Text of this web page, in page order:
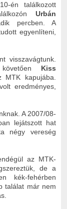
én találkozott
Urbán
percben. A
egyenlíteni,
visszavágtunk.
Kiss
MTK kapujába.
eredményes,
A 2007/08-
lejátszott hat
négy vereség
az MTK-
de a
kék-fehérben
találat már nem